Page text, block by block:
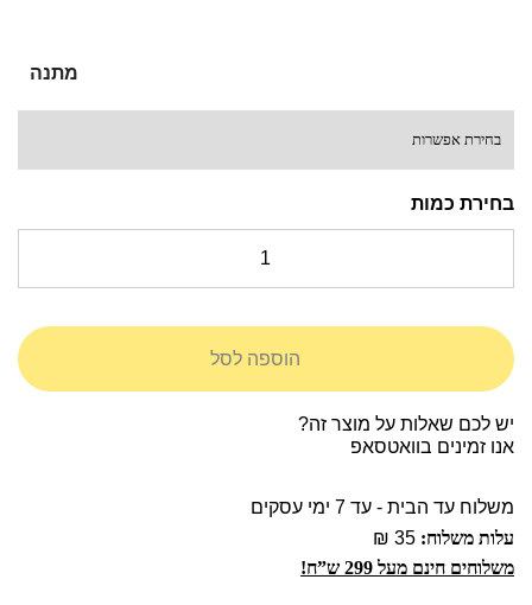
מתנה
הוספה לסל
יש לכם שאלות על מוצר זה?
אנו זמינים בוואטסאפ
משלוח עד הבית - עד 7 ימי עסקים
עלות משלוח:
משלוחים חינם מעל 299 ש”ח!